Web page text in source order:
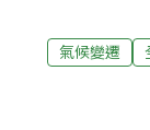
氣候變遷